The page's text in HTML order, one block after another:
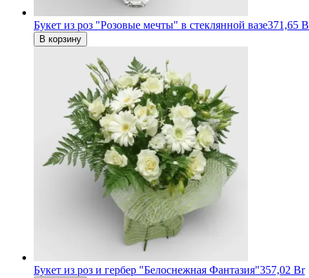
Букет из роз "Розовые мечты" в стеклянной вазе371,65
В корзину
Букет из роз и гербер "Белоснежная Фантазия"357,02 Br